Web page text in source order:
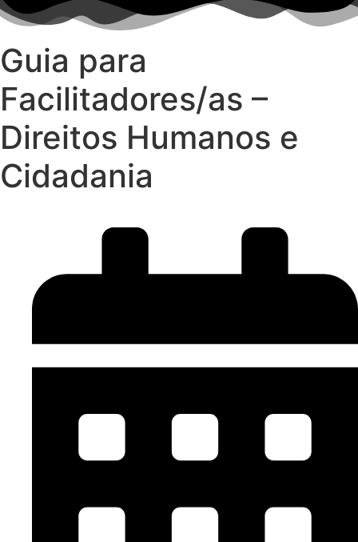
Guia para
Facilitadores/as –
Direitos Humanos e
Cidadania